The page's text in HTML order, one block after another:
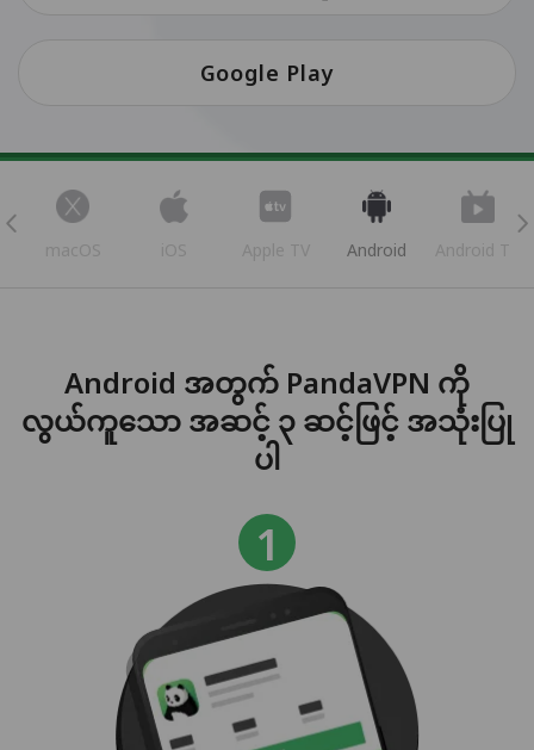
Google Play
macOS iOS Apple TV Android Android TV
Android အတွက် PandaVPN ကို
လွယ်ကူသော အဆင့် ၃ ဆင့်ဖြင့် အသုံးပြု
ပါ